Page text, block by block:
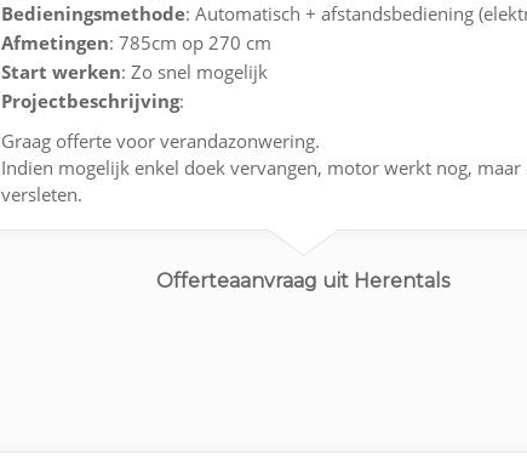
Bedieningsmethode: Automatisch + afstandsbediening
Afmetingen: 785cm op 270 cm
Start werken: Zo snel mogelijk
Projectbeschrijving:
Graag offerte voor verandazonwering.
Indien mogelijk enkel doek vervangen, motor werkt nog, maar
versleten.
Offerteaanvraag uit Herentals